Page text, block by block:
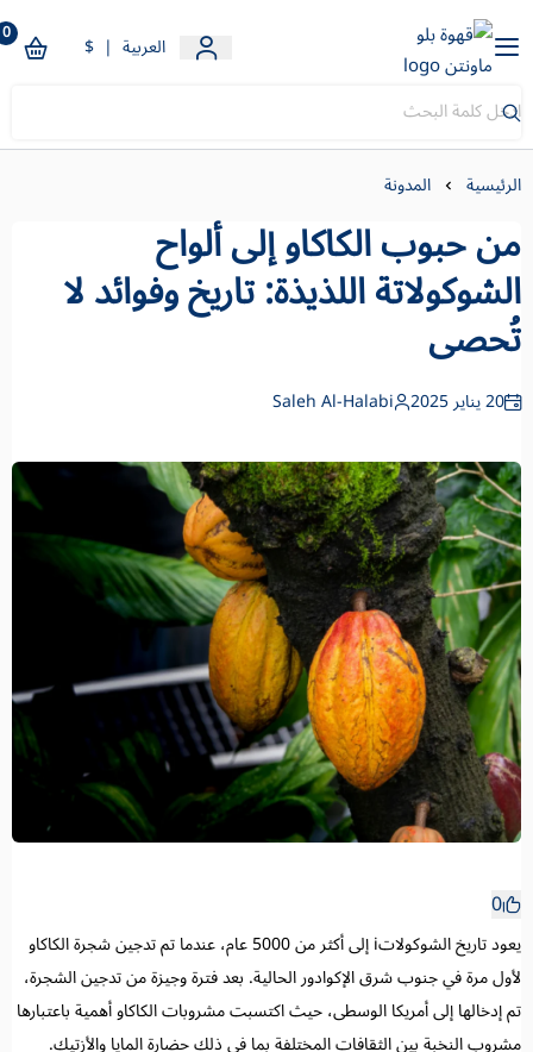
قهوة بلو ماونتن العربية $
0
الرئيسية المدونة
من حبوب الكاكاو إلى ألواح
الشوكولاتة اللذيذة: تاريخ وفوائد لا
تُحصى
20 يناير 2025 Saleh Al-Halabi
0
يعود تاريخ الشوكولاتi إلى أكثر من 5000 عام، عندما تم تدجين شجرة الكاكاو
لأول مرة في جنوب شرق الإكوادور الحالية. بعد فترة وجيزة من تدجين الشجرة،
تم إدخالها إلى أمريكا الوسطى، حيث اكتسبت مشروبات الكاكاو أهمية باعتبارها
مشروب النخبة بين الثقافات المختلفة بما في ذلك حضارة المايا والأزتيك.